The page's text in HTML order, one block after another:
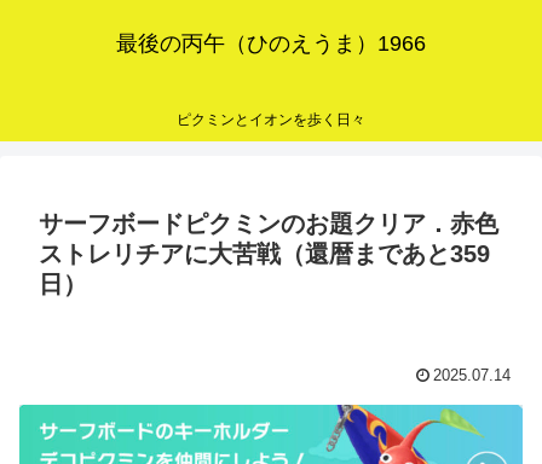
最後の丙午（ひのえうま）1966
ピクミンとイオンを歩く日々
サーフボードピクミンのお題クリア．赤色
ストレリチアに大苦戦（還暦まであと359
日）
2025.07.14